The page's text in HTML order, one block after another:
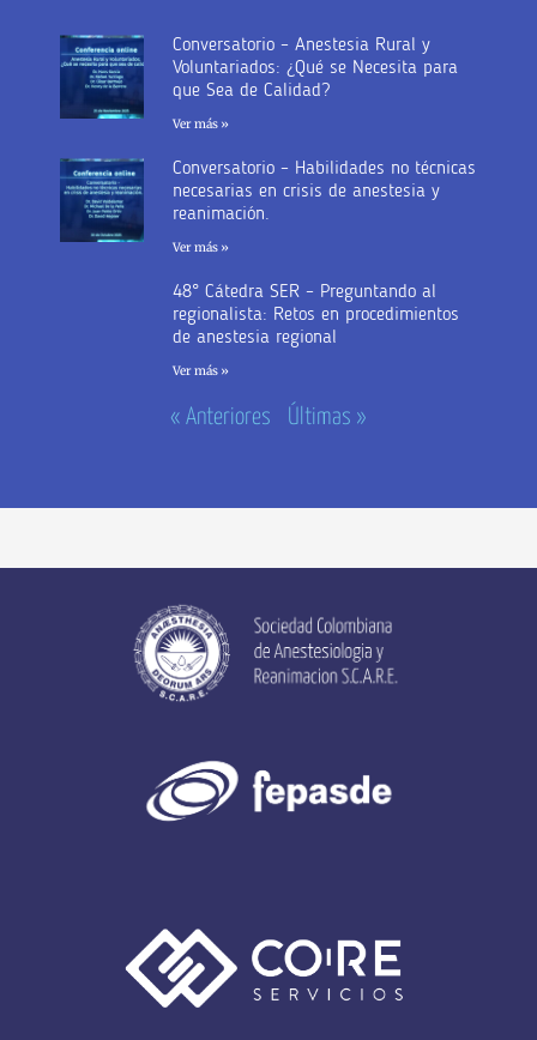
Conversatorio – Anestesia Rural y
Voluntariados: ¿Qué se Necesita para
que Sea de Calidad?
Ver más »
Conversatorio – Habilidades no técnicas
necesarias en crisis de anestesia y
reanimación.
Ver más »
48° Cátedra SER – Preguntando al
regionalista: Retos en procedimientos
de anestesia regional
Ver más »
« Anteriores Últimas »